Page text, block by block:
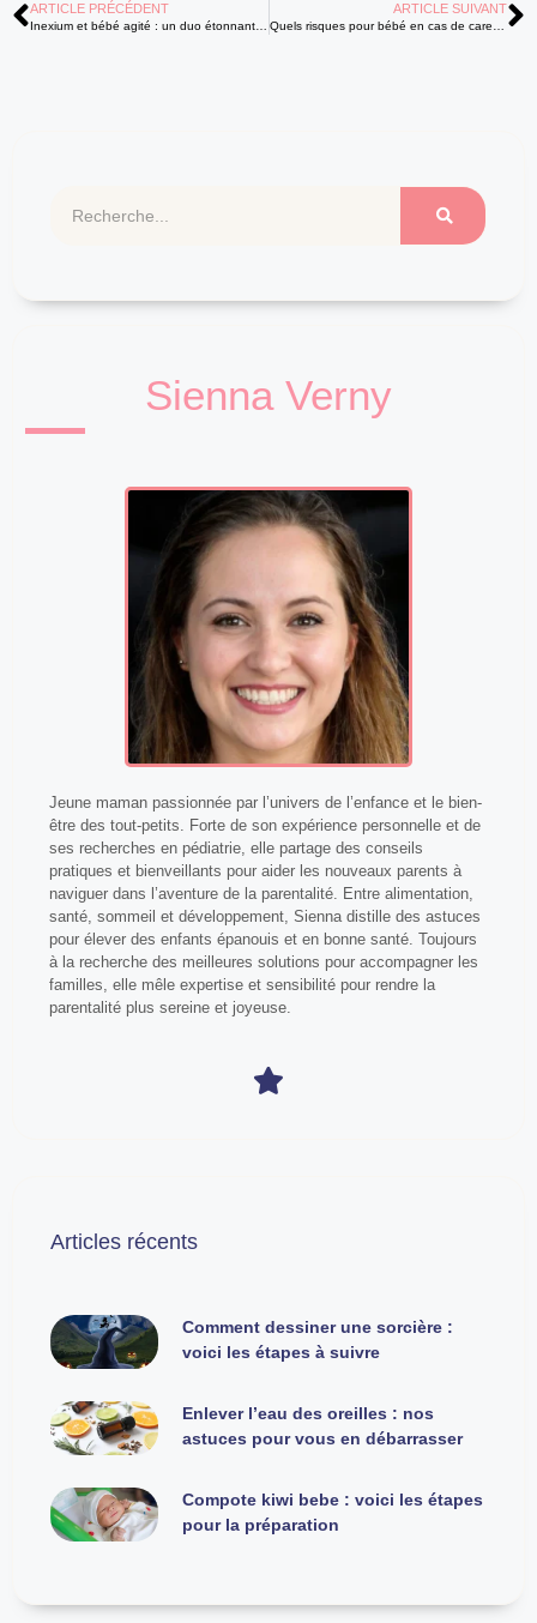
ARTICLE PRÉCÉDENT ARTICLE SUIVANT
Sienna Verny
Jeune maman passionnée par l’univers de l’enfance et le bien-
être des tout-petits. Forte de son expérience personnelle et de
ses recherches en pédiatrie, elle partage des conseils
pratiques et bienveillants pour aider les nouveaux parents à
naviguer dans l’aventure de la parentalité. Entre alimentation,
santé, sommeil et développement, Sienna distille des astuces
pour élever des enfants épanouis et en bonne santé. Toujours
à la recherche des meilleures solutions pour accompagner les
familles, elle mêle expertise et sensibilité pour rendre la
parentalité plus sereine et joyeuse.
Articles récents
Comment dessiner une sorcière :
voici les étapes à suivre
Enlever l’eau des oreilles : nos
astuces pour vous en débarrasser
Compote kiwi bebe : voici les étapes
pour la préparation